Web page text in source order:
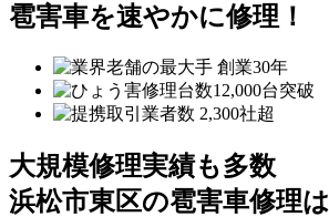
雹害車を速やかに修理！
大規模修理実績も多数
浜松市東区の雹害車修理は